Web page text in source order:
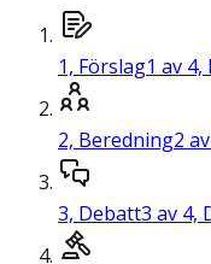
1, Förslag1 av
2, Beredning2
3, Debatt3 av 4,